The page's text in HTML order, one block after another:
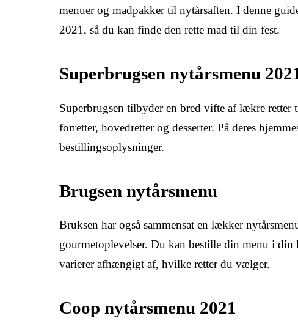
menuer og madpakker til nytårsaften. I denne
2021, så du kan finde den rette mad til din fest.
Superbrugsen nytårsmenu
Superbrugsen tilbyder en bred vifte af lækre
forretter, hovedretter og desserter. På deres
bestillingsoplysninger.
Brugsen nytårsmenu
Bruksen har også sammensat en lækker
gourmetoplevelser. Du kan bestille din menu i
varierer afhængigt af, hvilke retter du vælger.
Coop nytårsmenu 2021